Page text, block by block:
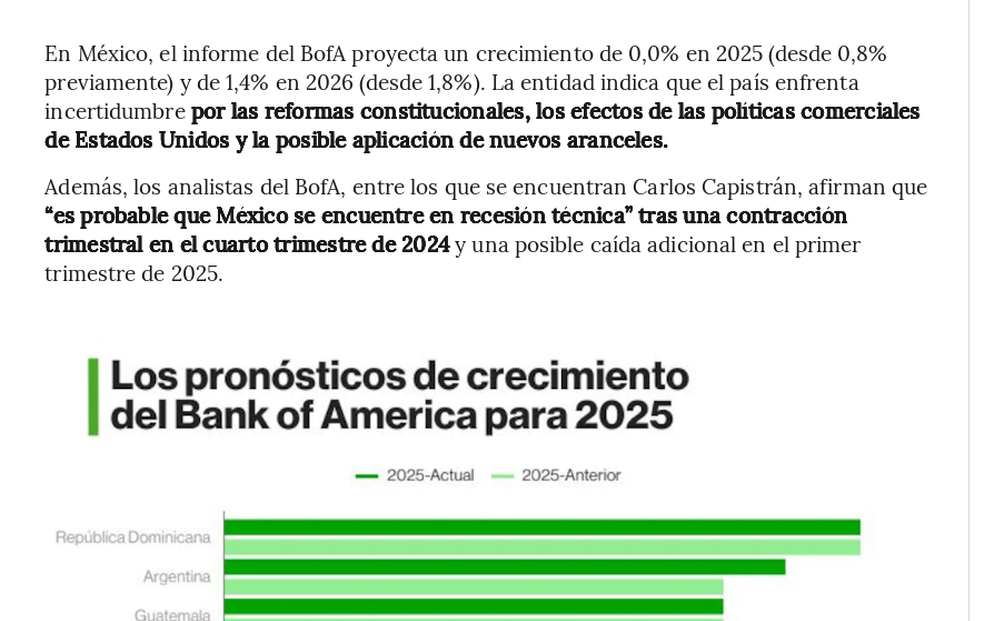
En México, el informe del BofA proyecta un crecimiento de 0,0% en 2025 (desde 0,8%
previamente) y de 1,4% en 2026 (desde 1,8%). La entidad indica que el país enfrenta
incertidumbrepor las reformas constitucionales, los efectos de las políticas comerciales
de Estados Unidos y la posible aplicación de nuevos aranceles.
Además, los analistas del BofA, entre los que se encuentran Carlos Capistrán, afirman que
“es probable que México se encuentre en recesión técnica” tras una contracción
trimestral en el cuarto trimestre de 2024y una posible caída adicional en el primer
trimestre de 2025.